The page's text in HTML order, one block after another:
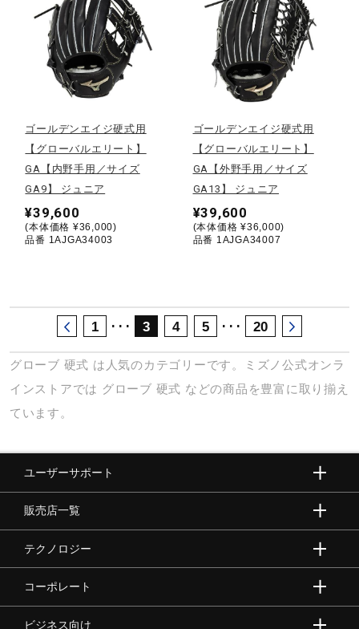
取扱店一覧
ゴールデンエイジ硬式用
【グローバルエリート】
GA【内野手用／サイズ
GA9】 ジュニア
¥39,600
(本体価格 ¥36,000)
品番 1AJGA34003
ゴールデンエイジ硬式用
【グローバルエリート】
GA【外野手用／サイズ
GA13】 ジュニア
¥39,600
(本体価格 ¥36,000)
品番 1AJGA34007
1 ･･･ 3 4 5 ･･･ 20
グローブ 硬式 は人気のカテゴリーです。ミズノ公式オンラ
インストアでは グローブ 硬式 などの商品を豊富に取り揃え
ています。
ユーザーサポート
販売店一覧
テクノロジー
コーポレート
ビジネス向け